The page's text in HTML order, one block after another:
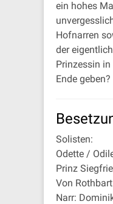
ein hohes
Hofnarren
der
Prinzessin
Ende geben?
Solisten:
Odette /
Prinz
Von
Narr: